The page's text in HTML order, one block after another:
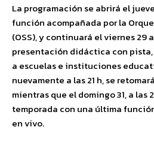
La programación se abrirá el
función acompañada por la
(OSS), y continuará el viernes 29
presentación didáctica con
a escuelas e instituciones
nuevamente a las 21 h, se
mientras que el domingo 31, a las
temporada con una última
en vivo.